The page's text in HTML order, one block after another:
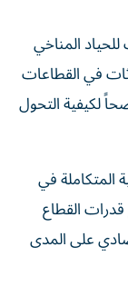
المناخي
في القطاعات
لكيفية التحول
المتكاملة في
القطاع
على المدى